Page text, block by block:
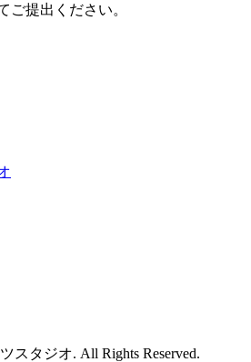
ご提出ください。
スタジオ. All Rights Reserved.